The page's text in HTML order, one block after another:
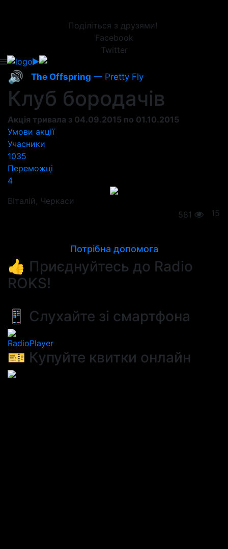
Поділіться з друзями!
Facebook
Twitter
🔊 The Offspring — Pretty Fly
Клуб бородачів
Акція тривала з 04.09.2015 по 01.10.2015
Умови акції
Учасники
1035
Переможці
4
Віталій , Черкаси
15
581
Потрібна допомога
👍 Приєднуйтесь до Radio
ROKS!
📱 Слухайте зі смартфона
RadioPlayer
🎫 Купуйте квитки онлайн